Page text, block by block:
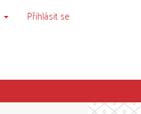
Přihlásit se